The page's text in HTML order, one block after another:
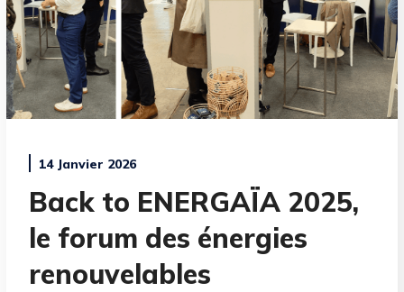
14 Janvier 2026
Back to ENERGAÏA 2025,
le forum des énergies
renouvelables